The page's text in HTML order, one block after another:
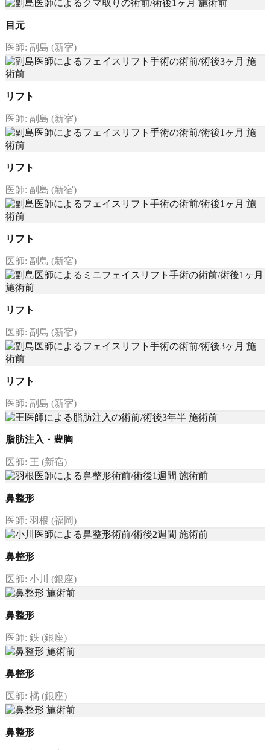
目元
医師: 副島 (新宿)
リフト
医師: 副島 (新宿)
リフト
医師: 副島 (新宿)
リフト
医師: 副島 (新宿)
リフト
医師: 副島 (新宿)
リフト
医師: 副島 (新宿)
脂肪注入・豊胸
医師: 王 (新宿)
鼻整形
医師: 羽根 (福岡)
鼻整形
医師: 小川 (銀座)
鼻整形
医師: 鉄 (銀座)
鼻整形
医師: 橘 (銀座)
鼻整形